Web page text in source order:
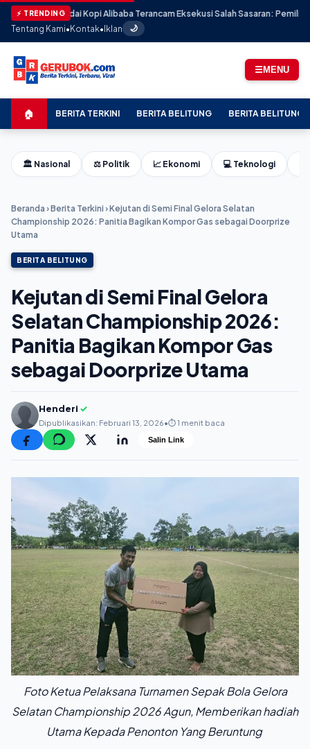
⚡ TRENDING
Kedai Kopi Alibaba Terancam Eksekusi Salah Sasaran: Pemilik Meradang
Tentang Kami•Kontak•Iklan 🌙
☰MENU
🏠 BERITA TERKINI BERITA BELITUNG BERITA BELITUNG
🏛️ Nasional ⚖️ Politik 📈 Ekonomi 💻 Teknologi
Beranda ›Berita Terkini ›Kejutan di Semi Final Gelora Selatan
Championship 2026: Panitia Bagikan Kompor Gas sebagai Doorprize
Utama
BERITA BELITUNG
Kejutan di Semi Final Gelora
Selatan Championship 2026:
Panitia Bagikan Kompor Gas
sebagai Doorprize Utama
Henderi ✓
Dipublikasikan: Februari 13, 2026•⏱️ 1 menit baca
Salin Link
Foto Ketua Pelaksana Turnamen Sepak Bola Gelora
Selatan Championship 2026 Agun, Memberikan hadiah
Utama Kepada Penonton Yang Beruntung